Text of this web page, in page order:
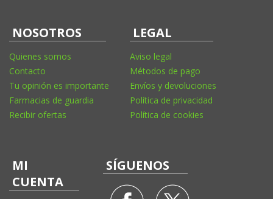
NOSOTROS
Quienes somos
Contacto
Tu opinión es importante
Farmacias de guardia
Recibir ofertas
LEGAL
Aviso legal
Métodos de pago
Envíos y devoluciones
Política de privacidad
Política de cookies
MI
CUENTA
SÍGUENOS